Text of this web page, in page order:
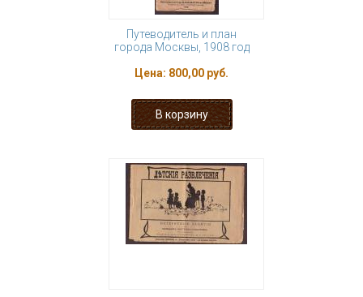
Путеводитель и план
города Москвы, 1908 год
Цена: 800,00 руб.